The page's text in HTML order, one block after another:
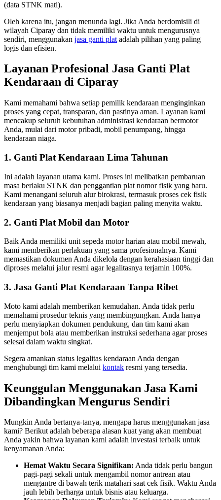
(data STNK mati).
Oleh karena itu, jangan menunda lagi. Jika Anda berdomisili di
wilayah Ciparay dan tidak memiliki waktu untuk mengurusnya
sendiri, menggunakan jasa ganti plat adalah pilihan yang paling
logis dan efisien.
Layanan Profesional Jasa Ganti Plat
Kendaraan di Ciparay
Kami memahami bahwa setiap pemilik kendaraan menginginkan
proses yang cepat, transparan, dan pastinya aman. Layanan kami
mencakup seluruh kebutuhan administrasi kendaraan bermotor
Anda, mulai dari motor pribadi, mobil penumpang, hingga
kendaraan niaga.
1. Ganti Plat Kendaraan Lima Tahunan
Ini adalah layanan utama kami. Proses ini melibatkan pembaruan
masa berlaku STNK dan penggantian plat nomor fisik yang baru.
Kami menangani seluruh alur birokrasi, termasuk proses cek fisik
kendaraan yang biasanya menjadi bagian paling menyita waktu.
2. Ganti Plat Mobil dan Motor
Baik Anda memiliki unit sepeda motor harian atau mobil mewah,
kami memberikan perlakuan yang sama profesionalnya. Kami
memastikan dokumen Anda dikelola dengan kerahasiaan tinggi dan
diproses melalui jalur resmi agar legalitasnya terjamin 100%.
3. Jasa Ganti Plat Kendaraan Tanpa Ribet
Moto kami adalah memberikan kemudahan. Anda tidak perlu
memahami prosedur teknis yang membingungkan. Anda hanya
perlu menyiapkan dokumen pendukung, dan tim kami akan
menjemput bola atau memberikan instruksi sederhana agar proses
selesai dalam waktu singkat.
Segera amankan status legalitas kendaraan Anda dengan
menghubungi tim kami melalui kontak resmi yang tersedia.
Keunggulan Menggunakan Jasa Kami
Dibandingkan Mengurus Sendiri
Mungkin Anda bertanya-tanya, mengapa harus menggunakan jasa
kami? Berikut adalah beberapa alasan kuat yang akan membuat
Anda yakin bahwa layanan kami adalah investasi terbaik untuk
kenyamanan Anda:
Hemat Waktu Secara Signifikan: Anda tidak perlu bangun
pagi-pagi sekali untuk mengambil nomor antrean atau
mengantre di bawah terik matahari saat cek fisik. Waktu Anda
jauh lebih berharga untuk bisnis atau keluarga.